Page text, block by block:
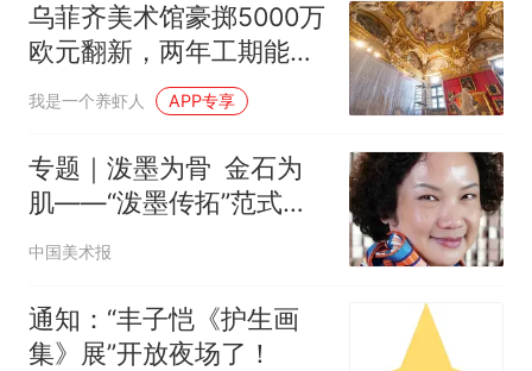
乌菲齐美术馆豪掷5000万
欧元翻新，两年工期能否
兑现？
我是一个养虾人 APP专享
专题｜泼墨为骨 金石为
肌——“泼墨传拓”范式的
建构与当代价值
中国美术报
通知：“丰子恺《护生画
集》展”开放夜场了！